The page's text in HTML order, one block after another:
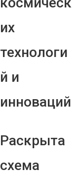
их
технологи
й и
инноваций
Раскрыта
схема